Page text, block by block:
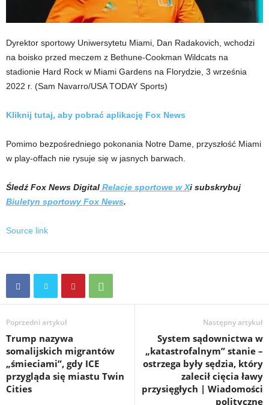
Dyrektor sportowy Uniwersytetu Miami, Dan Radakovich, wchodzi
na boisko przed meczem z Bethune-Cookman Wildcats na
stadionie Hard Rock w Miami Gardens na Florydzie, 3 września
2022 r. (Sam Navarro/USA TODAY Sports)
Kliknij tutaj, aby pobrać aplikację Fox News
Pomimo bezpośredniego pokonania Notre Dame, przyszłość Miami
w play-offach nie rysuje się w jasnych barwach.
Śledź Fox News Digital Relacje sportowe w Xi subskrybuj
Biuletyn sportowy Fox News.
Source link
Poprzedni artykuł
Trump nazywa
somalijskich migrantów
„śmieciami”, gdy ICE
przygląda się miastu Twin
Cities
Następny artykuł
System sądownictwa w
„katastrofalnym” stanie –
ostrzega były sędzia, który
zalecił cięcia ławy
przysięgłych | Wiadomości
polityczne